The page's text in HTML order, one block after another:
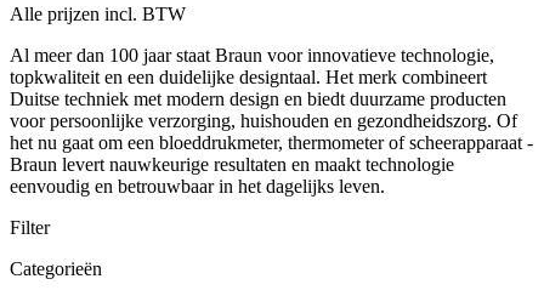
Alle prijzen incl. BTW
Al meer dan 100 jaar staat Braun voor innovatieve technologie,
topkwaliteit en een duidelijke designtaal. Het merk combineert
Duitse techniek met modern design en biedt duurzame producten
voor persoonlijke verzorging, huishouden en gezondheidszorg. Of
het nu gaat om een bloeddrukmeter, thermometer of scheerapparaat -
Braun levert nauwkeurige resultaten en maakt technologie
eenvoudig en betrouwbaar in het dagelijks leven.
Filter
Categorieën